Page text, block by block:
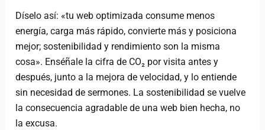
Díselo así: «tu web optimizada consume menos
energía, carga más rápido, convierte más y posiciona
mejor; sostenibilidad y rendimiento son la misma
cosa». Enséñale la cifra de CO₂ por visita antes y
después, junto a la mejora de velocidad, y lo entiende
sin necesidad de sermones. La sostenibilidad se vuelve
la consecuencia agradable de una web bien hecha, no
la excusa.